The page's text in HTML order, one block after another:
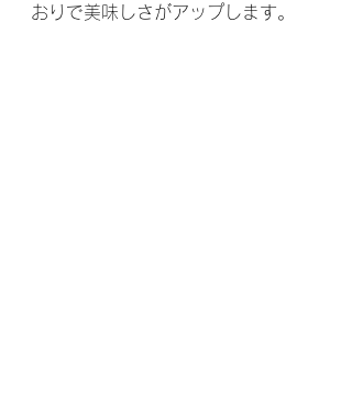
おりで美味しさがアップします。